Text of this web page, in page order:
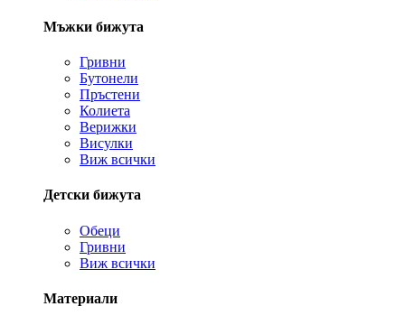
Мъжки бижута
Гривни
Бутонели
Пръстени
Колиета
Верижки
Висулки
Виж всички
Детски бижута
Обеци
Гривни
Виж всички
Материали